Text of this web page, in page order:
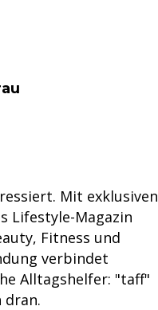
Mit exklusiven
Lifestyle-Magazin
Fitness und
verbindet
Alltagshelfer: "taff"
dran.